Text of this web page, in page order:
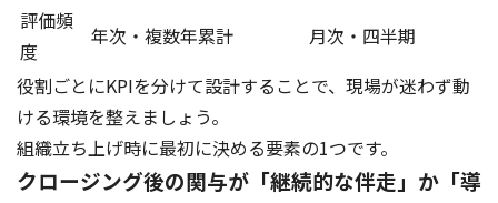
評価頻
度
年次・複数年累計
月次・四半期
役割ごとにKPIを分けて設計することで、現場が迷わず動
ける環境を整えましょう。
組織立ち上げ時に最初に決める要素の1つです。
クロージング後の関与が「継続的な伴走」か「導